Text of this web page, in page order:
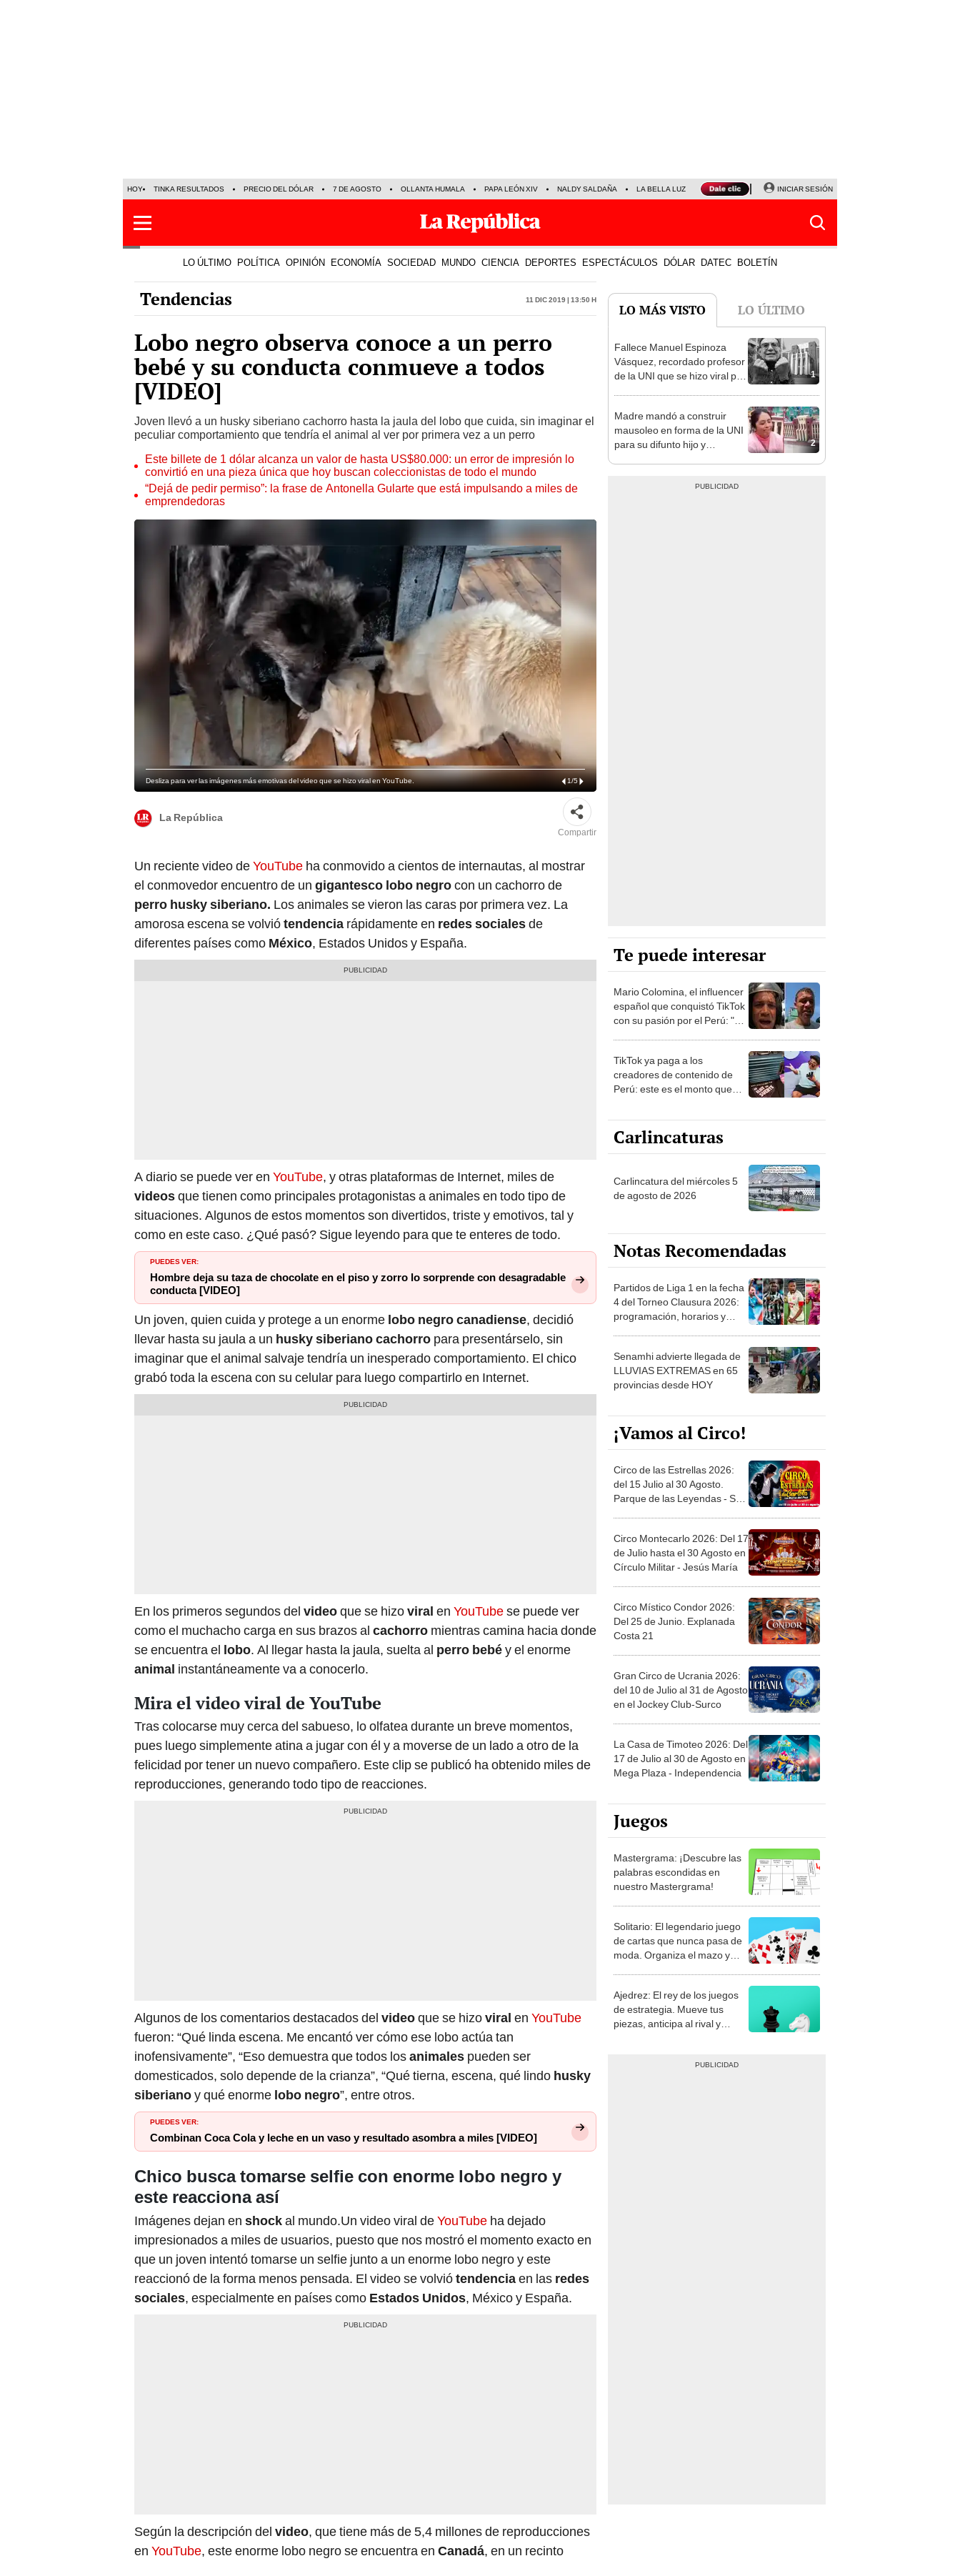
HOY TINKA RESULTADOS PRECIO DEL DÓLAR 7 DE AGOSTO OLLANTA HUMALA PAPA LEÓN XIV NALDY SALDAÑA LA BELLA LUZ MAGALY MEDINA SINUANO RESULTADOS HOY
INICIAR SESIÓN
LO ÚLTIMO POLÍTICA OPINIÓN ECONOMÍA SOCIEDAD MUNDO CIENCIA DEPORTES ESPECTÁCULOS DÓLAR DATEC BOLETÍN
Tendencias 11 Dic 2019 | 13:50 h
Lobo negro observa conoce a un perro
bebé y su conducta conmueve a todos
[VIDEO]
Joven llevó a un husky siberiano cachorro hasta la jaula del lobo que cuida, sin imaginar el
peculiar comportamiento que tendría el animal al ver por primera vez a un perro
Este billete de 1 dólar alcanza un valor de hasta US$80.000: un error de impresión lo
convirtió en una pieza única que hoy buscan coleccionistas de todo el mundo
“Dejá de pedir permiso”: la frase de Antonella Gularte que está impulsando a miles de
emprendedoras
Desliza para ver las imágenes más emotivas del video que se hizo viral en YouTube. 1/5
La República
Compartir
Un reciente video deYouTube ha conmovido a cientos de internautas, al mostrar
el conmovedor encuentro de un gigantesco lobo negrocon un cachorro de
perro husky siberiano. Los animales se vieron las caras por primera vez. La
amorosa escena se volviótendencia rápidamente en redes socialesde
diferentes países como México, Estados Unidos y España.
A diario se puede ver en YouTube, y otras plataformas de Internet, miles de
videosque tienen como principales protagonistas a animales en todo tipo de
situaciones. Algunos de estos momentos son divertidos, triste y emotivos, tal y
como en este caso. ¿Qué pasó? Sigue leyendo para que te enteres de todo.
PUEDES VER:
Hombre deja su taza de chocolate en el piso y zorro lo sorprende con desagradable
conducta [VIDEO]
Un joven, quien cuida y protege a un enorme lobo negro canadiense, decidió
llevar hasta su jaula a un husky siberianocachorro para presentárselo, sin
imaginar que el animal salvaje tendría un inesperado comportamiento. El chico
grabó toda la escena con su celular para luego compartirlo en Internet.
En los primeros segundos del videoque se hizoviral en YouTubese puede ver
como el muchacho carga en sus brazos al cachorro mientras camina hacia donde
se encuentra el lobo. Al llegar hasta la jaula, suelta al perro bebéy el enorme
animal instantáneamente va a conocerlo.
Mira el video viral de YouTube
Tras colocarse muy cerca del sabueso, lo olfatea durante un breve momentos,
pues luego simplemente atina a jugar con él y a moverse de un lado a otro de la
felicidad por tener un nuevo compañero. Este clip se publicó ha obtenido miles de
reproducciones, generando todo tipo de reacciones.
Algunos de los comentarios destacados del videoque se hizoviral en YouTube
fueron: “Qué linda escena. Me encantó ver cómo ese lobo actúa tan
inofensivamente”, “Eso demuestra que todos losanimales pueden ser
domesticados, solo depende de la crianza”, “Qué tierna, escena, qué lindo husky
siberianoy qué enorme lobo negro”, entre otros.
PUEDES VER:
Combinan Coca Cola y leche en un vaso y resultado asombra a miles [VIDEO]
Chico busca tomarse selfie con enorme lobo negro y
este reacciona así
Imágenes dejan en shockal mundo.Un video viral deYouTube ha dejado
impresionados a miles de usuarios, puesto que nos mostró el momento exacto en
que un joven intentó tomarse un selfie junto a un enorme lobo negro y este
reaccionó de la forma menos pensada. El video se volviótendenciaen las redes
sociales, especialmente en países como Estados Unidos, México y España.
Según la descripción del video, que tiene más de 5,4 millones de reproducciones
en YouTube, este enorme lobo negro se encuentra en Canadá, en un recinto
LO MÁS VISTO LO ÚLTIMO
1
Fallece Manuel Espinoza
Vásquez, recordado profesor
de la UNI que se hizo viral por
2
Madre mandó a construir
mausoleo en forma de la UNI
para su difunto hijo y
culminar (la carrera)"
Te puede interesar
Mario Colomina, el influencer
español que conquistó TikTok
con su pasión por el Perú: "Mi
TikTok ya paga a los
creadores de contenido de
Perú: este es el monto que
1.000 vistas
Carlincaturas
Carlincatura del miércoles 5
de agosto de 2026
Notas Recomendadas
Partidos de Liga 1 en la fecha
4 del Torneo Clausura 2026:
programación, horarios y
Senamhi advierte llegada de
LLUVIAS EXTREMAS en 65
provincias desde HOY
¡Vamos al Circo!
Circo de las Estrellas 2026:
del 15 Julio al 30 Agosto.
Parque de las Leyendas - San
Circo Montecarlo 2026: Del 17
de Julio hasta el 30 Agosto en
Círculo Militar - Jesús María
Circo Místico Condor 2026:
Del 25 de Junio. Explanada
Costa 21
Gran Circo de Ucrania 2026:
del 10 de Julio al 31 de Agosto
en el Jockey Club-Surco
La Casa de Timoteo 2026: Del
17 de Julio al 30 de Agosto en
Mega Plaza - Independencia
Juegos
Mastergrama: ¡Descubre las
palabras escondidas en
nuestro Mastergrama!
Solitario: El legendario juego
de cartas que nunca pasa de
moda. Organiza el mazo y
Ajedrez: El rey de los juegos
de estrategia. Mueve tus
piezas, anticipa al rival y